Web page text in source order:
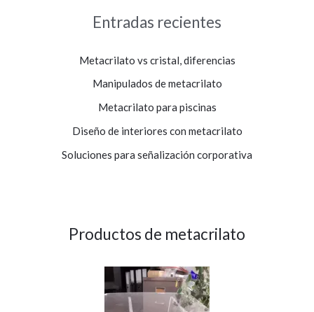
Entradas recientes
Metacrilato vs cristal, diferencias
Manipulados de metacrilato
Metacrilato para piscinas
Diseño de interiores con metacrilato
Soluciones para señalización corporativa
Productos de metacrilato